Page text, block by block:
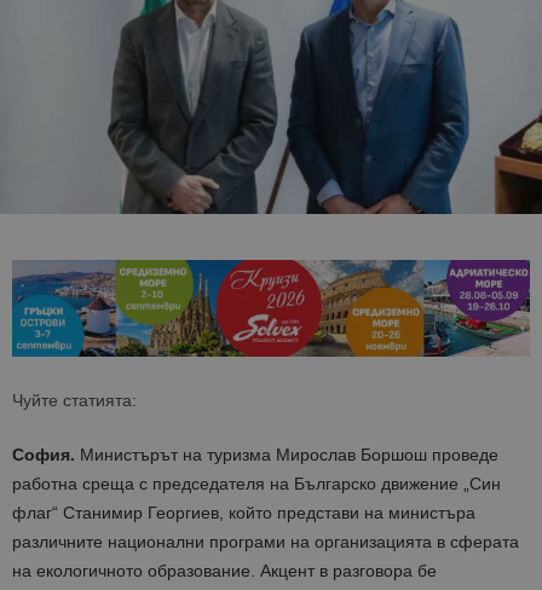
Чуйте статията:
София. Министърът на туризма Мирослав Боршош проведе
работна среща с председателя на Българско движение „Син
флаг“ Станимир Георгиев, който представи на министъра
различните национални програми на организацията в сферата
на екологичното образование. Акцент в разговора бе